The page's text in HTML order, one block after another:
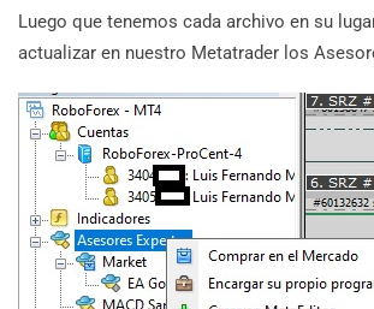
Luego que tenemos cada archivo en su
actualizar en nuestro Metatrader los